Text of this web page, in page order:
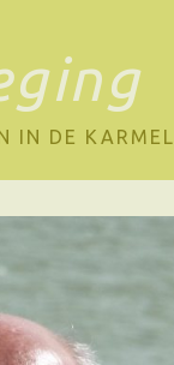
IN DE KARMEL